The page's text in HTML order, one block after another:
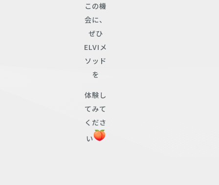
この機
会に、
ぜひ
ELVIメ
ソッド
を
体験し
てみて
くださ
い